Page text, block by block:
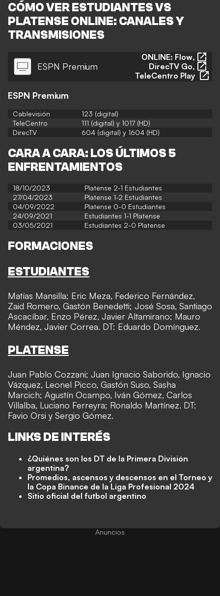
CÓMO VER ESTUDIANTES VS
PLATENSE ONLINE: CANALES Y
TRANSMISIONES
ESPN Premium
ONLINE: Flow,
DirecTV Go,
TeleCentro Play
ESPN Premium
Cablevisión
123 (digital)
TeleCentro
111 (digital) y 1017 (HD)
DirecTV
604 (digital) y 1604 (HD)
CARA A CARA: LOS ÚLTIMOS 5
ENFRENTAMIENTOS
18/10/2023
Platense 2-1 Estudiantes
27/04/2023
Platense 1-2 Estudiantes
04/09/2022
Platense 0-0 Estudiantes
24/09/2021
Estudiantes 1-1 Platense
03/05/2021
Estudiantes 2-0 Platense
FORMACIONES
ESTUDIANTES
Matías Mansilla; Eric Meza, Federico Fernández,
Zaid Romero, Gastón Benedetti; José Sosa, Santiago
Ascacíbar, Enzo Pérez, Javier Altamirano; Mauro
Méndez, Javier Correa. DT: Eduardo Domínguez.
PLATENSE
Juan Pablo Cozzani; Juan Ignacio Saborido, Ignacio
Vázquez, Leonel Picco, Gastón Suso, Sasha
Marcich; Agustín Ocampo, Iván Gómez, Carlos
Villalba, Luciano Ferreyra; Ronaldo Martínez. DT:
Favio Orsi y Sergio Gómez.
LINKS DE INTERÉS
¿Quiénes son los DT de la Primera División
argentina?
Promedios, ascensos y descensos en el Torneo y
la Copa Binance de la Liga Profesional 2024
Sitio oficial del futbol argentino
Anuncios